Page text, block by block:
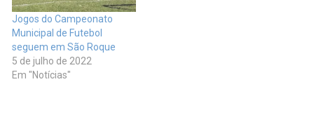
Jogos do Campeonato
Municipal de Futebol
seguem em São Roque
5 de julho de 2022
Em "Notícias"